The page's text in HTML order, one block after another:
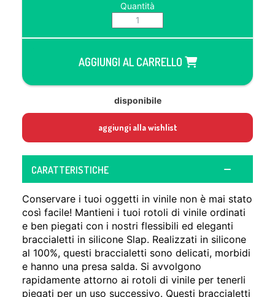
Quantità
AGGIUNGI AL CARRELLO
disponibile
aggiungi alla wishlist
CARATTERISTICHE
Conservare i tuoi oggetti in vinile non è mai stato
così facile! Mantieni i tuoi rotoli di vinile ordinati
e ben piegati con i nostri flessibili ed eleganti
braccialetti in silicone Slap. Realizzati in silicone
al 100%, questi braccialetti sono delicati, morbidi
e hanno una presa salda. Si avvolgono
rapidamente attorno ai rotoli di vinile per tenerli
piegati per un uso successivo. Questi braccialetti